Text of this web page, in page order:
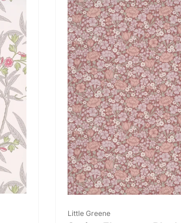
Anbieter:
Little Greene